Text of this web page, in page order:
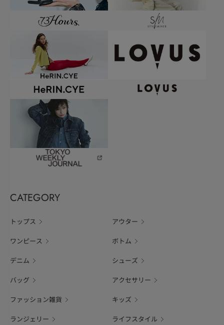
CATEGORY
トップス アウター
ワンピース ボトム
デニム シューズ
バッグ アクセサリー
ファッション雑貨 キッズ
ランジェリー ライフスタイル